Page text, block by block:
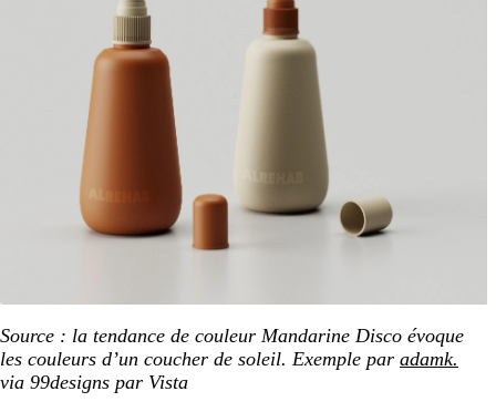
Source : la tendance de couleur Mandarine Disco évoque
les couleurs d’un coucher de soleil. Exemple par adamk.
via 99designs par Vista